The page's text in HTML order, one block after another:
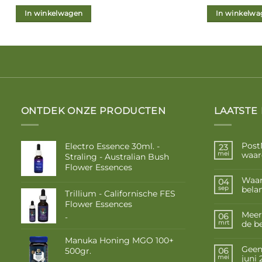
In winkelwagen In
ONTDEK ONZE PRODUCTEN
Electro Essence 30ml. -
Straling - Australian Bush
Flower Essences
Trillium - Californische FES
Flower Essences
-Prijsklasse:
tot
€ 17,50
Manuka Honing MGO 100+
500gr.
23
mei
04
sep
06
mrt
de
06
mei
juni